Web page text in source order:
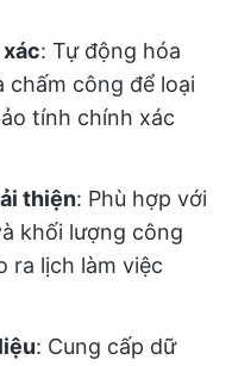
: Tự động hóa
chấm công để loại
tính chính xác
thiện: Phù hợp với
khối lượng công
ra lịch làm việc
: Cung cấp dữ